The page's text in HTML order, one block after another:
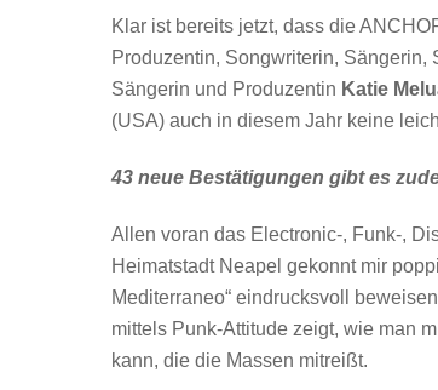
Klar ist bereits jetzt, dass die
Produzentin, Songwriterin,
Sängerin und Produzentin Katie
(USA) auch in diesem Jahr keine
43 neue Bestätigungen gibt es
Allen voran das Electronic-, Funk-,
Heimatstadt Neapel gekonnt mir
Mediterraneo“ eindrucksvoll
mittels Punk-Attitude zeigt, wie man
kann, die die Massen mitreißt.